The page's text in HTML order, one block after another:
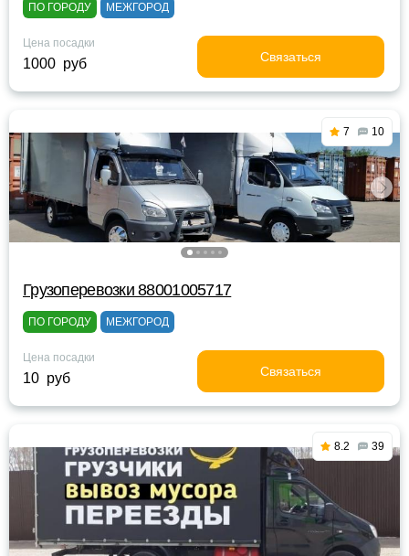
ПО ГОРОДУ МЕЖГОРОД
Цена посадки
1000 руб Связаться
7 10
Грузоперевозки 88001005717
ПО ГОРОДУ МЕЖГОРОД
Цена посадки
10 руб Связаться
8.2 39